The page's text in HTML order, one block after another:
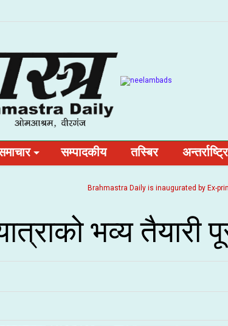
सम्पादकीय तस्बिर
Brahmastra Daily is inaugurated by Ex-prime
भव्य तैयारी